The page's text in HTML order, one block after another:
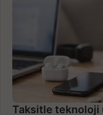
Taksitle teknoloji